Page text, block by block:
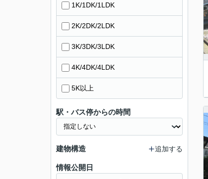
1K/1DK/1LDK
2K/2DK/2LDK
3K/3DK/3LDK
4K/4DK/4LDK
5K以上
駅・バス停からの時間
建物構造 追加する
情報公開日